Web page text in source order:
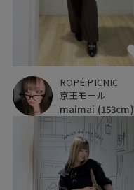
ROPÉ PICNIC
京王モール
maimai (153cm)